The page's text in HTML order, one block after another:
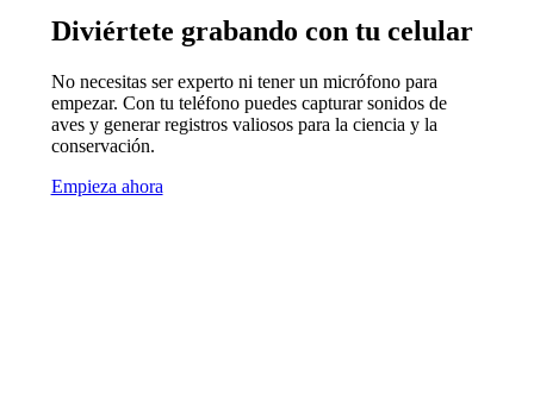
Diviértete grabando con tu celular
No necesitas ser experto ni tener un micrófono para
empezar. Con tu teléfono puedes capturar sonidos de
aves y generar registros valiosos para la ciencia y la
conservación.
Empieza ahora